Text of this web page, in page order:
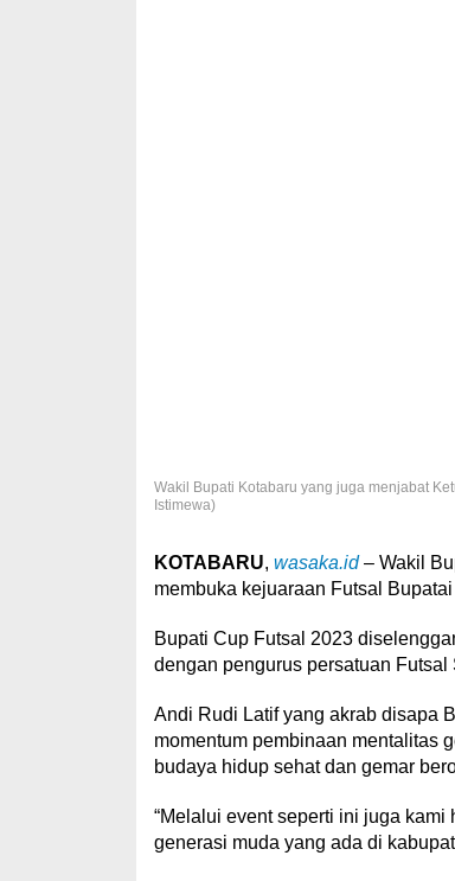
Wakil Bupati Kotabaru yang juga menjabat
Istimewa)
KOTABARU, wasaka.id– Wakil
membuka kejuaraan Futsal
Bupati Cup Futsal 2023
dengan pengurus persatuan
Andi Rudi Latif yang akrab disapa
momentum pembinaan mentalitas
budaya hidup sehat dan gemar
“Melalui event seperti ini juga
generasi muda yang ada di